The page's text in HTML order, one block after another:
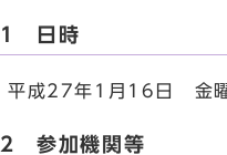
1 日時
平成27年1月16日 金
2 参加機関等